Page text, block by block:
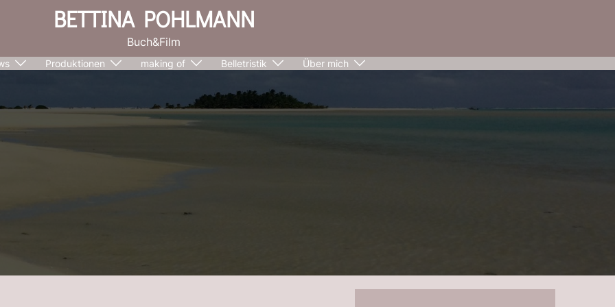
BETTINA POHLMANN
Buch&Film
Produktionen making of Belletristik Über mich